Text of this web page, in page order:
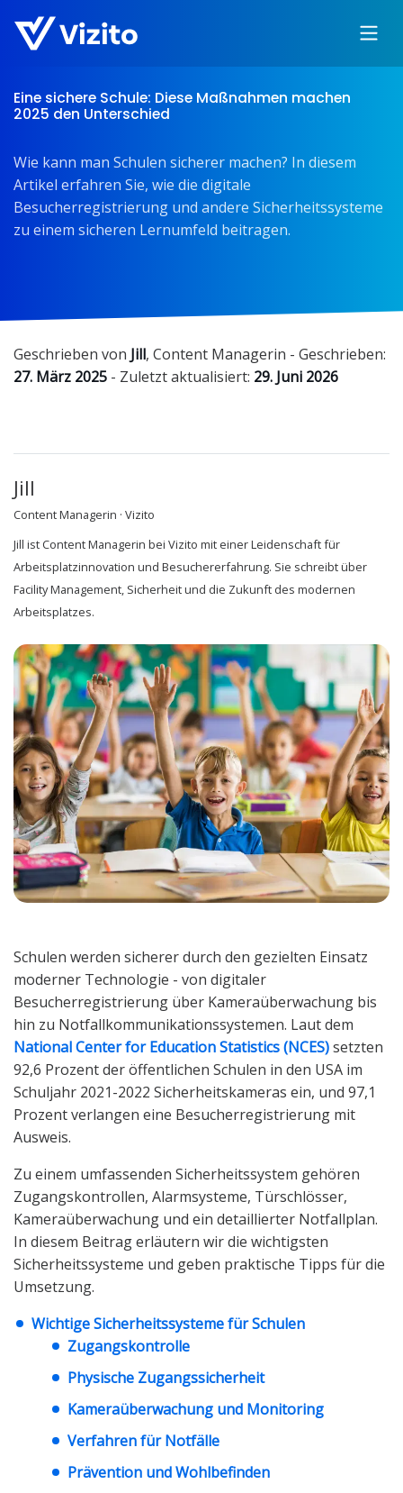
Eine sichere Schule: Diese Maßnahmen machen
2025 den Unterschied
Wie kann man Schulen sicherer machen? In diesem
Artikel erfahren Sie, wie die digitale
Besucherregistrierung und andere Sicherheitssysteme
zu einem sicheren Lernumfeld beitragen.
Geschrieben von Jill, Content Managerin - Geschrieben:
27. März 2025 - Zuletzt aktualisiert: 29. Juni 2026
Schulen werden sicherer durch den gezielten Einsatz
moderner Technologie - von digitaler
Besucherregistrierung über Kameraüberwachung bis
hin zu Notfallkommunikationssystemen. Laut dem
National Center for Education Statistics (NCES)setzten
92,6 Prozent der öffentlichen Schulen in den USA im
Schuljahr 2021-2022 Sicherheitskameras ein, und 97,1
Prozent verlangen eine Besucherregistrierung mit
Ausweis.
Zu einem umfassenden Sicherheitssystem gehören
Zugangskontrollen, Alarmsysteme, Türschlösser,
Kameraüberwachung und ein detaillierter Notfallplan.
In diesem Beitrag erläutern wir die wichtigsten
Sicherheitssysteme und geben praktische Tipps für die
Umsetzung.
Wichtige Sicherheitssysteme für Schulen
Zugangskontrolle
Physische Zugangssicherheit
Kameraüberwachung und Monitoring
Verfahren für Notfälle
Prävention und Wohlbefinden
Jill
Content Managerin · Vizito
Jill ist Content Managerin bei Vizito mit einer Leidenschaft für
Arbeitsplatzinnovation und Besuchererfahrung. Sie schreibt über
Facility Management, Sicherheit und die Zukunft des modernen
Arbeitsplatzes.